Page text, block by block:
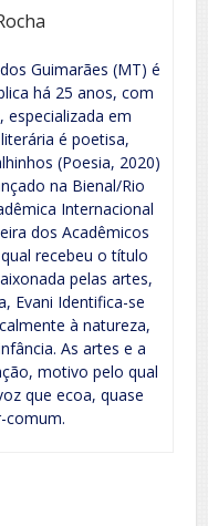
Guimarães (MT) é
há 25 anos, com
especializada em
é poetisa,
(Poesia, 2020)
na Bienal/Rio
Internacional
dos Acadêmicos
recebeu o título
pelas artes,
Evani Identifica-se
à natureza,
As artes e a
motivo pelo qual
que ecoa, quase
comum.